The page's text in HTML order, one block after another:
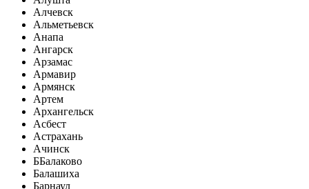
Алчевск
Альметьевск
Анапа
Ангарск
Арзамас
Армавир
Армянск
Артем
Архангельск
Асбест
Астрахань
Ачинск
ББалаково
Балашиха
Барнаул